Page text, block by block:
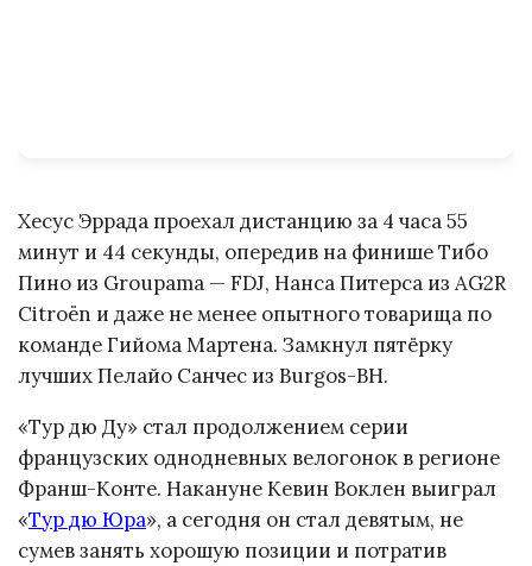
Хесус Эррада проехал дистанцию за 4 часа 55
минут и 44 секунды, опередив на финише Тибо
Пино из Groupama — FDJ, Нанса Питерса из AG2R
Citroën и даже не менее опытного товарища по
команде Гийома Мартена. Замкнул пятёрку
лучших Пелайо Санчес из Burgos-BH.
«Тур дю Ду» стал продолжением серии
французских однодневных велогонок в регионе
Франш-Конте. Накануне Кевин Воклен выиграл
«Тур дю Юра», а сегодня он стал девятым, не
сумев занять хорошую позиции и потратив